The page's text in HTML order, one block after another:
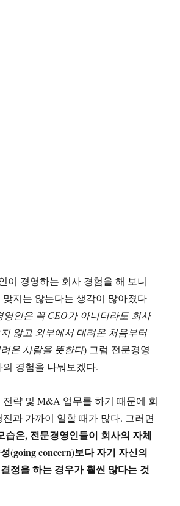
이 경영하는 회사 경험을 해 보니
지는 않는다는 생각이 많아졌다
영인은 꼭 CEO가 아니더라도 회사
않고 외부에서 데려온 처음부터
온 사람을 뜻한다) 그럼 전문경영
경험을 나눠보겠다.
략 및 M&A 업무를 하기 때문에 회
과 가까이 일할 때가 많다. 그러면
습은, 전문경영인들이 회사의 자체
(going concern)보다 자기 자신의
정을 하는 경우가 훨씬 많다는 것